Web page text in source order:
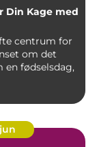
Din Kage med
centrum for
om det
en fødselsdag,